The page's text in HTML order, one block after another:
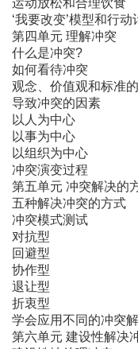
‘我要改变’模型和行动
第四单元 理解冲突
什么是冲突?
如何看待冲突
观念、价值观和标准
导致冲突的因素
以人为中心
以事为中心
以组织为中心
冲突演变过程
第五单元 冲突解决的
五种解决冲突的方式
冲突模式测试
对抗型
回避型
协作型
退让型
折衷型
学会应用不同的冲突
第六单元 建设性解决